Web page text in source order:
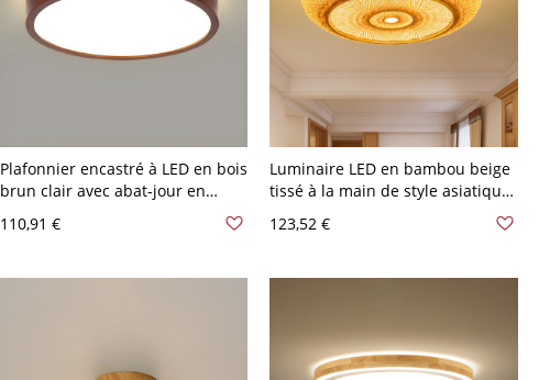
Plafonnier encastré à LED en bois
brun clair avec abat-jour en
30,48 cm Blanc Rond
110,91 €
Luminaire LED en bambou beige
tissé à la main de style asiatique,
large
123,52 €